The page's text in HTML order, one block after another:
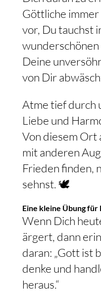
Göttliche
vor, Du tauchst
wunderschönen
Deine
von Dir
Atme tief durch
Liebe und
Von diesem Ort
mit anderen
Frieden finden,
sehnst. 🕊️
Eine kleine Übung für
Wenn Dich
ärgert, dann
daran: „Gott ist
denke und
heraus.“